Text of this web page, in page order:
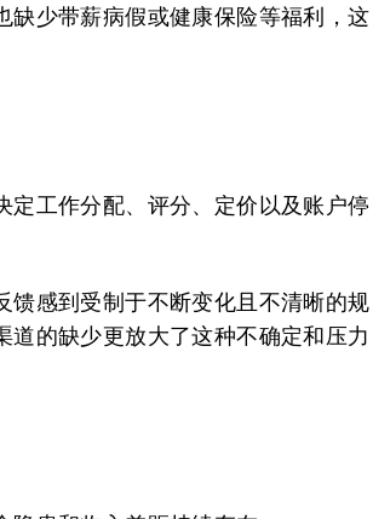
缺少带薪病假或健康保险等福利，这
定工作分配、评分、定价以及账户停
馈感到受制于不断变化且不清晰的规
道的缺少更放大了这种不确定和压力